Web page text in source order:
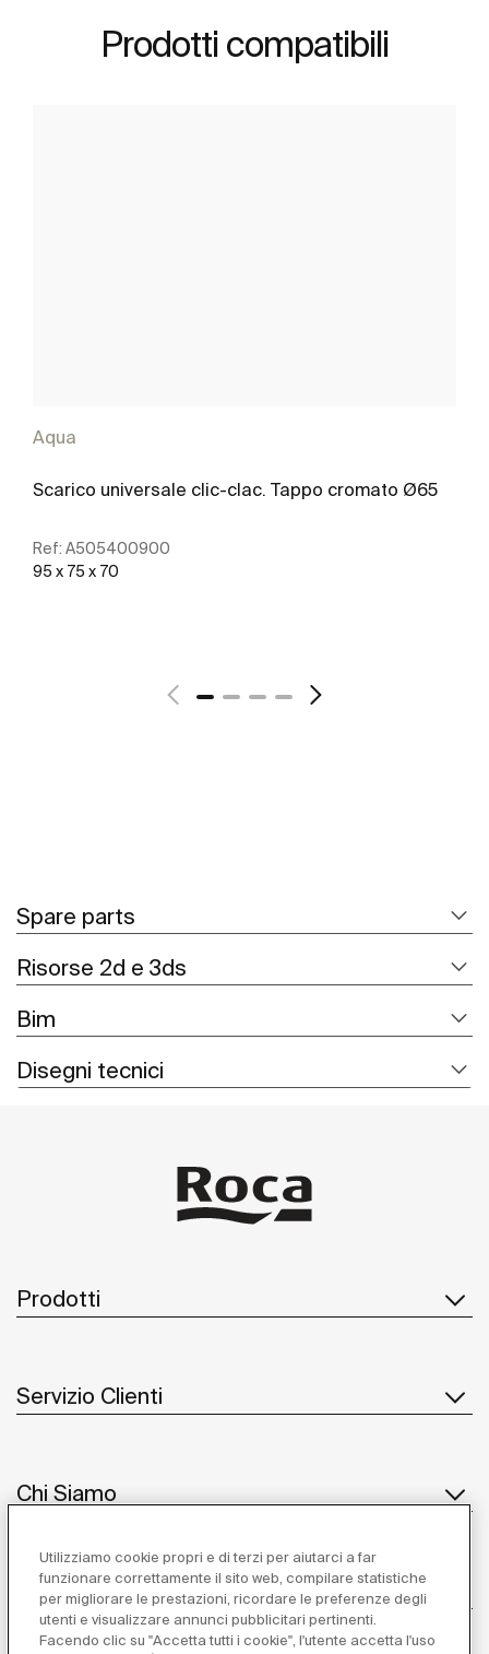
Prodotti compatibili
Aqua
Scarico universale clic-clac. Tappo cromato Ø65
Ref: A505400900
95 x 75 x 70
Spare parts
Risorse 2d e 3ds
Bim
Disegni tecnici
Prodotti
Servizio Clienti
Chi Siamo
Ispirazione
Seguiteci
Utilizziamo cookie propri e di terzi per aiutarci a far
funzionare correttamente il sito web, compilare statistiche
per migliorare le prestazioni, ricordare le preferenze degli
utenti e visualizzare annunci pubblicitari pertinenti.
Facendo clic su "Accetta tutti i cookie", l'utente accetta l'uso